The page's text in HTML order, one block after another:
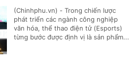
(Chinhphu.vn) - Trong chiến lược
phát triển các ngành công nghiệp
văn hóa, thể thao điện tử (Esports)
từng bước được định vị là sản phẩm...